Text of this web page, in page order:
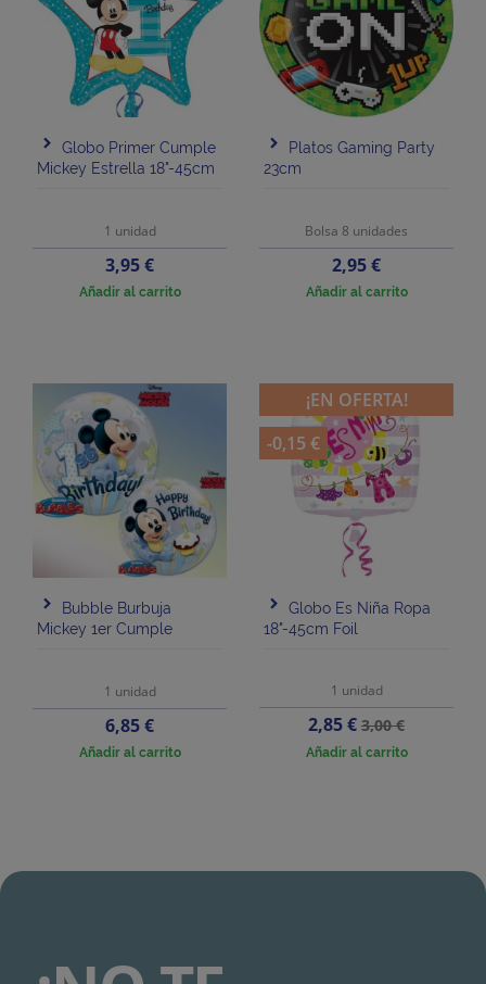
Globo Primer Cumple
Mickey Estrella 18"-45cm
1 unidad
Precio
3,95 €
Añadir al carrito
Platos Gaming Party
23cm
Bolsa 8 unidades
Precio
2,95 €
Añadir al carrito
Bubble Burbuja
Mickey 1er Cumple
1 unidad
Precio
6,85 €
Añadir al carrito
Globo Es Niña Ropa
18"-45cm Foil
1 unidad
Precio
2,85 €Precio
base
3,00 €
Añadir al carrito
¡EN OFERTA!
-0,15 €